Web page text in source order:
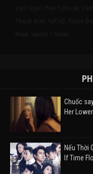
Vuot Nguc: Phan 1 phu de,
Thuyết minh, full HD, Prison
Break: Season 1 trailer
Chuốc
Her
Nếu Thời
If Time